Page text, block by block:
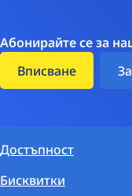
Абонирайте се за
Вписване
Достъпност
Бисквитки